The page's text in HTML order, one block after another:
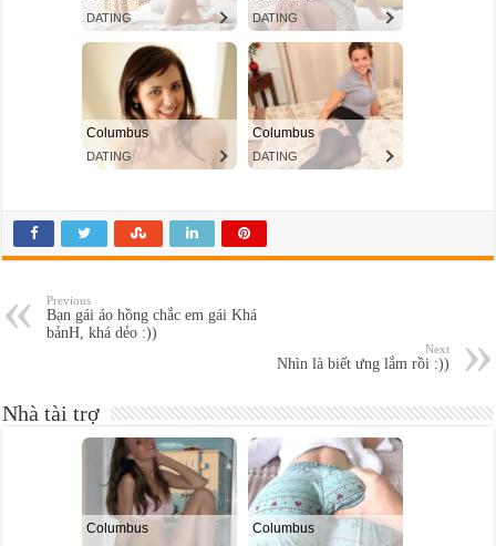
Previous
Bạn gái áo hồng chắc em gái Khá
bảnH, khá dẻo :))
Next
Nhìn là biết ưng lắm rồi :))
Nhà tài trợ